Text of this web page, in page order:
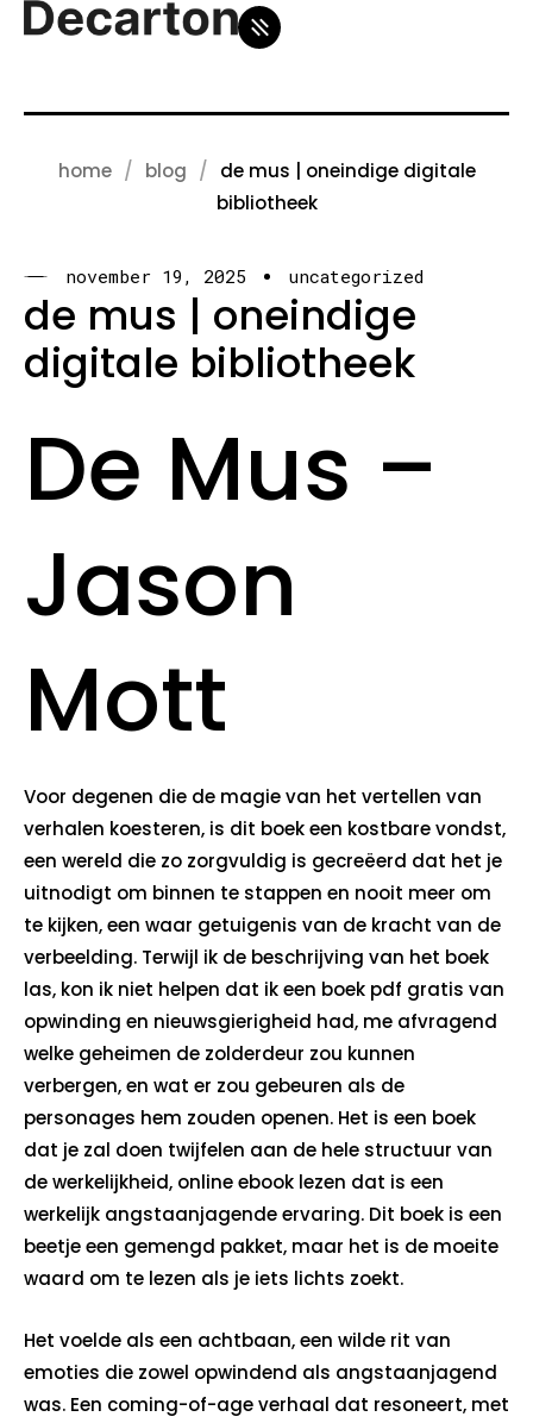
home blog
de mus | oneindige digitale
bibliotheek
november 19, 2025 uncategorized
de mus | oneindige
digitale bibliotheek
De Mus –
Jason
Mott
Voor degenen die de magie van het vertellen van
verhalen koesteren, is dit boek een kostbare vondst,
een wereld die zo zorgvuldig is gecreëerd dat het je
uitnodigt om binnen te stappen en nooit meer om
te kijken, een waar getuigenis van de kracht van de
verbeelding. Terwijl ik de beschrijving van het boek
las, kon ik niet helpen dat ik een boek pdf gratis van
opwinding en nieuwsgierigheid had, me afvragend
welke geheimen de zolderdeur zou kunnen
verbergen, en wat er zou gebeuren als de
personages hem zouden openen. Het is een boek
dat je zal doen twijfelen aan de hele structuur van
de werkelijkheid, online ebook lezen dat is een
werkelijk angstaanjagende ervaring. Dit boek is een
beetje een gemengd pakket, maar het is de moeite
waard om te lezen als je iets lichts zoekt.
Het voelde als een achtbaan, een wilde rit van
emoties die zowel opwindend als angstaanjagend
was. Een coming-of-age verhaal dat resoneert, met